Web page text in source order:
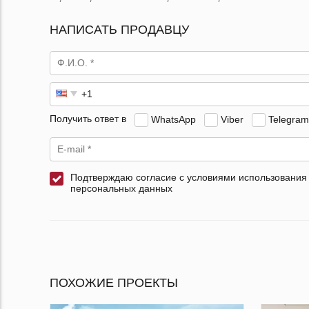
НАПИСАТЬ ПРОДАВЦУ
Получить ответ в WhatsApp Viber Telegram
Подтверждаю согласие с условиями использования
персональных данных
ПОХОЖИЕ ПРОЕКТЫ